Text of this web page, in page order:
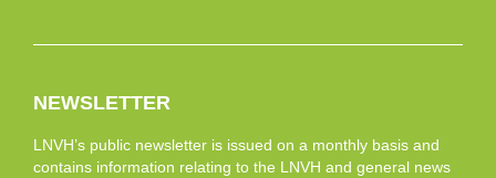
NEWSLETTER
LNVH’s public newsletter is issued on a monthly basis and
contains information relating to the LNVH and general news